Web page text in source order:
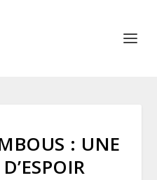
: UNE